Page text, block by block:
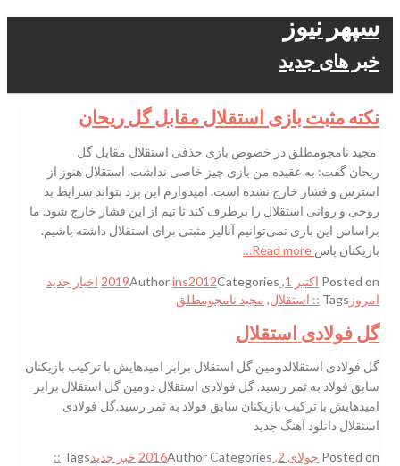
سپهر نیوز
خبر های جدید
نکته مثبت بازی استقلال مقابل گل ریحان
مجید نامجومطلق در خصوص بازی حذفی استقلال مقابل گل
ریحان گفت: به عقیده من بازی چیز خاصی نداشت. استقلال هنوز از
استرس و فشار خارج نشده است. امیدوارم این برد بتواند شرایط بد
روحی و روانی استقلال را برطرف کند تا تیم از این فشار خارج شود. ما
براساس این بازی نمی‌توانیم آنالیز مثبتی برای استقلال داشته باشیم.
بازیکنان پاس
Posted on اکتبر 1, 2019 Authorins2012Categories
اخبار جدید
امروز Tags :: استقلال, مجید نامجومطلق
گل فولادی استقلال
گل فولادی استقلالدومین گل استقلال برابر امیدهایش با ترکیب بازیکنان
سابق فولاد به ثمر رسید. گل فولادی استقلال دومین گل استقلال برابر
امیدهایش با ترکیب بازیکنان سابق فولاد به ثمر رسید.گل فولادی
استقلال دانلود آهنگ جدید
Posted on جولای 2, 2016 AuthorCategories خبر جدیدTags
::